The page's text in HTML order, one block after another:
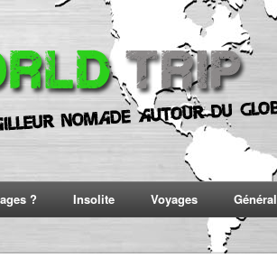
? Insolite Voyages Général